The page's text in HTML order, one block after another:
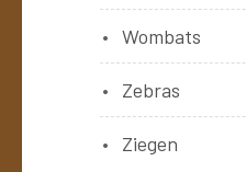
Wombats
Zebras
Ziegen